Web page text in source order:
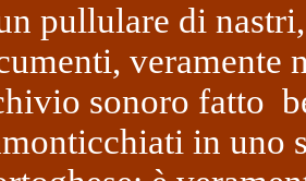
pullulare di
veramente
sonoro fatto
in uno